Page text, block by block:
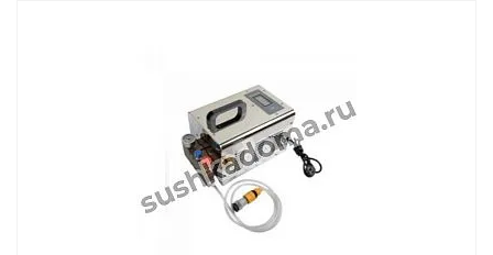
давления ЦЛ-ХП2З
Увлажнитель воздуха с запотевающим насосом высокого
давления (без бака)